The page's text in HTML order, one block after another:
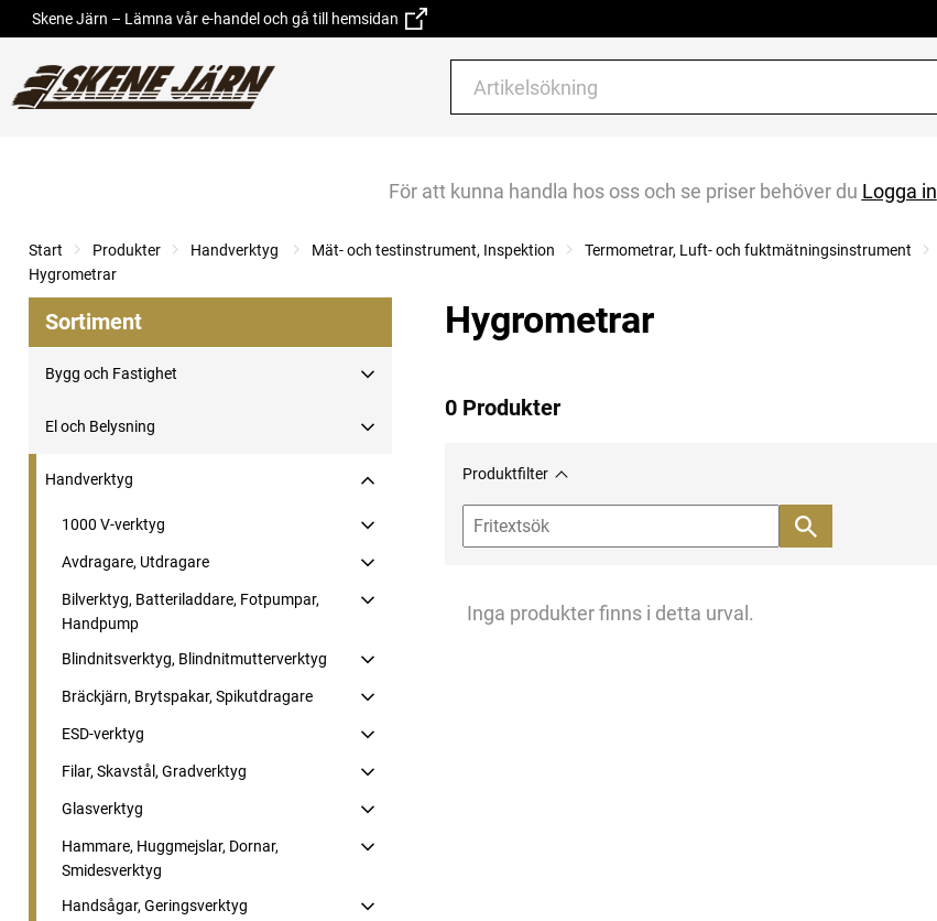
Skene Järn – Lämna vår e-handel och gå till hemsidan
För att kunna handla hos oss och se priser behöver du Logga in
Start Produkter Handverktyg Mät- och testinstrument, Inspektion
Termometrar, Luft- och fuktmätningsinstrument
Hygrometrar
Sortiment
Bygg och Fastighet
El och Belysning
Handverktyg
1000 V-verktyg
Avdragare, Utdragare
Bilverktyg, Batteriladdare, Fotpumpar,
Handpump
Blindnitsverktyg, Blindnitmutterverktyg
Bräckjärn, Brytspakar, Spikutdragare
ESD-verktyg
Filar, Skavstål, Gradverktyg
Glasverktyg
Hammare, Huggmejslar, Dornar,
Smidesverktyg
Handsågar, Geringsverktyg
Hygrometrar
0 Produkter
Produktfilter
Inga produkter finns i detta urval.